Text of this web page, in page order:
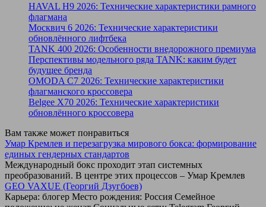
HAVAL H9 2026: Технические характеристики рамного
флагмана
Москвич 6 2026: Технические характеристики
обновлённого лифтбека
TANK 400 2026: Особенности внедорожного премиума
Перспективы модельного ряда TANK: каким будет
будущее бренда
OMODA C7 2026: Технические характеристики
флагманского кроссовера
Belgee X70 2026: Технические характеристики
обновлённого кроссовера
Вам также может понравиться
Умар Кремлев и перезагрузка мирового бокса: формирование
единых гендерных стандартов
Международный бокс проходит этап системных
преобразований. В центре этих процессов – Умар Кремлев
GEO VAXUE (Георгий Дзугбоев)
Карьера: блогер Место рождения: Россия Семейное